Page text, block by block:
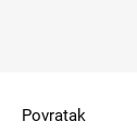
Povratak